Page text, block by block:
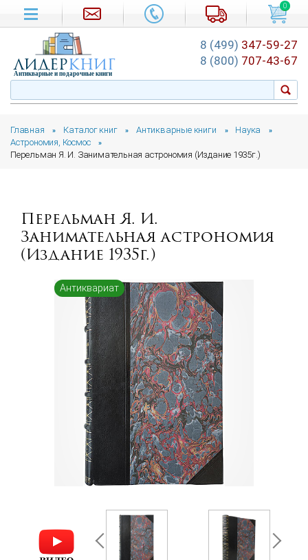
Главная » Каталог книг » Антикварные книги » Наука »
Астрономия, Космос »
Перельман Я. И. Занимательная астрономия (Издание 1935г.)
Перельман Я. И.
Занимательная астрономия
(Издание 1935г.)
Антиквариат
0
лидеркниг
Антикварные и подарочные книги
8 (499) 347-59-27
8 (800) 707-43-67